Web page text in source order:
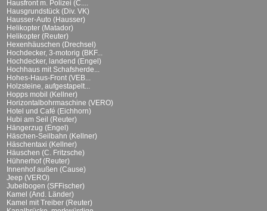
Hausfront m. Polizei (C....
Hausgrundstück (Div. VK)
Hausser-Auto (Hausser)
Helikopter (Matador)
Helikopter (Reuter)
Hexenhäuschen (Drechsel)
Hochdecker, 3-motorig (BKF...
Hochdecker, landend (Engel)
Hochhaus mit Schafsherde...
Hohes-Haus-Front (VEB...
Holzsteine, aufgestapelt...
Hopps mobil (Kellner)
Horizontalbohrmaschine (VERO)
Hotel und Café (Eichhorn)
Hubi am Seil (Reuter)
Hängerzug (Engel)
Häschen-Seilbahn (Kellner)
Häschentaxi (Kellner)
Häuschen (C. Fritzsche)
Hühnerhof (Reuter)
Innenhof außen (Cause)
Jeep (VERO)
Jubelbogen (SFFischer)
Kamel (And. Länder)
Kamel mit Treiber (Reuter)